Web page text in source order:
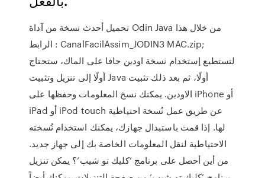
تحميل أحدث نسخة من آداة Odin Java من خلال هذا
الرابط : CanalFacilAssim_JODIN3 MAC.zip;
لتستطيع إستخدام نسخة اودين جافا على الماك، ستحتاج
أولًا إلى تنزيل وتثبيت Java أولًا، ثم بعد ذلك تثبيت
الاودين. يمكنك نسخ المعلومات وحفظها على iPhone أو
iPad أو iPod touch عن طريق عمل نُسخة احتياطية
لها. إذا قمت باستبدال جهازك، يمكنك استخدام نُسخته
الاحتياطية لنقل المعلومات الخاصة بك إلى جهاز جديد.
من أين أحصل على برنامج ’كليك تو شيب‘؟ يمكن تنزيل